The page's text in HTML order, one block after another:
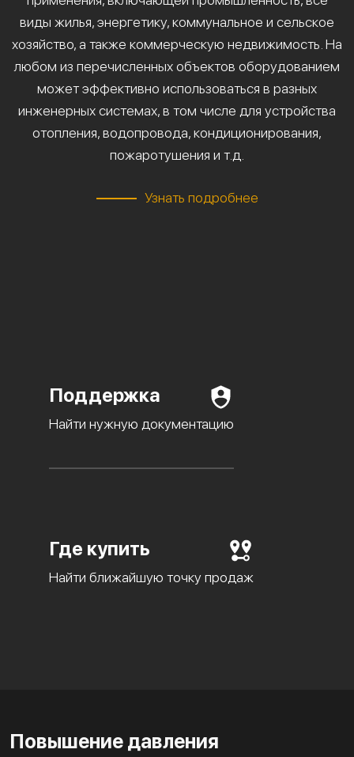
виды жилья, энергетику, коммунальное и сельское
хозяйство, а также коммерческую недвижимость. На
любом из перечисленных объектов оборудованием
может эффективно использоваться в разных
инженерных системах, в том числе для устройства
отопления, водопровода, кондиционирования,
пожаротушения и т.д.
Узнать подробнее
Поддержка
Найти нужную документацию
Где купить
Найти ближайшую точку продаж
Повышение давления